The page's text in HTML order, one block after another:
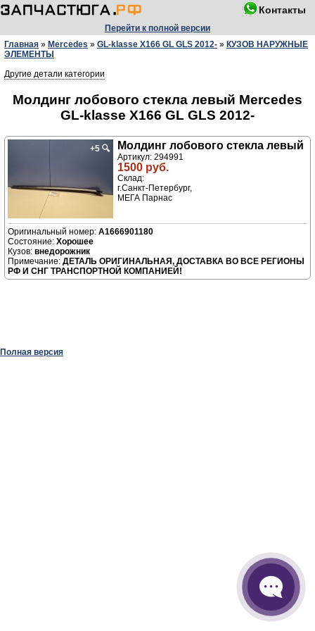
Контакты
Перейти к полной версии
Главная » Mercedes » GL-klasse X166 GL GLS 2012- » КУЗОВ НАРУЖНЫЕ
ЭЛЕМЕНТЫ
Другие детали категории
Молдинг лобового стекла левый Mercedes
GL-klasse X166 GL GLS 2012-
+5 🔍 Молдинг лобового стекла левый
Артикул: 294991
1500 руб.
Склад:
г.Санкт-Петербург,
МЕГА Парнас
A1666901180
Хорошее
внедорожник
ДЕТАЛЬ ОРИГИНАЛЬНАЯ, ДОСТАВКА ВО ВСЕ РЕГИОНЫ
РФ И СНГ ТРАНСПОРТНОЙ КОМПАНИЕЙ!
Полная версия